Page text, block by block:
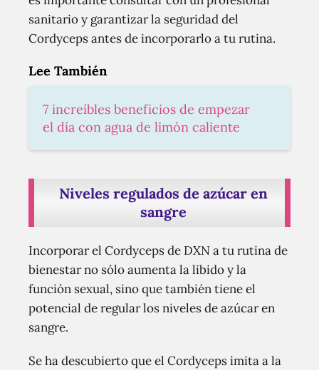
sanitario y garantizar la seguridad del
Cordyceps antes de incorporarlo a tu rutina.
Lee También
7 increíbles beneficios de empezar
el día con agua de limón caliente
Niveles regulados de azúcar en
sangre
Incorporar el Cordyceps de DXN a tu rutina de
bienestar no sólo aumenta la libido y la
función sexual, sino que también tiene el
potencial de regular los niveles de azúcar en
sangre.
Se ha descubierto que el Cordyceps imita a la